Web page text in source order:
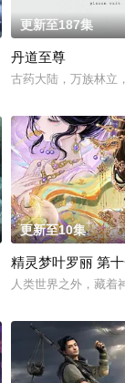
丹与逆天功法，仅
楼刺客江元与九璇
更新至187集
丹道至尊
古药大陆，万族林立
开启“双师对决”，
，天生废灵根的少年
更新至10集
精灵梦叶罗丽 第十
人类世界之外，藏着